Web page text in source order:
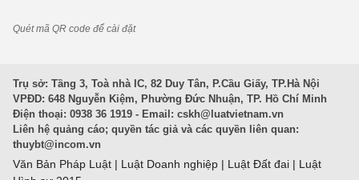
Quét mã QR code để cài đặt
Trụ sở: Tầng 3, Toà nhà IC, 82 Duy Tân, P.Cầu Giấy, TP.Hà Nội
VPĐD: 648 Nguyễn Kiệm, Phường Đức Nhuận, TP. Hồ Chí Minh
Điện thoại: 0938 36 1919 - Email: cskh@luatvietnam.vn
Liên hệ quảng cáo; quyền tác giả và các quyền liên quan:
thuybt@incom.vn
Văn Bản Pháp Luật | Luật Doanh nghiệp | Luật Đất đai | Luật